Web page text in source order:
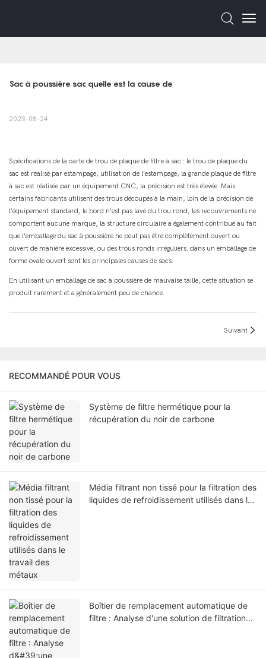
Sac à poussière sac quelle est la cause de
2023-08-24
Spécifications de la carte de trou de plaque de filtre à sac : le trou de plaque du
sac est réalisé par estampage, utilisation de l'estampage, la grande plaque de filtre
à sac est réalisée par un équipement CNC, la précision est très élevée. Mais
certains fabricants utilisent des trous découpés à la main, loin de la précision de
l'équipement standard, le bord n'est pas lavé du trou rond, les recouvrements ne
comportent aucune marque, la structure circulaire a également contribué au fait
que l'emballage du sac à poussière ne peut pas être complètement ouvert ou
ouvert de manière excessive, ou des trous ronds irréguliers. dans un emballage de
forme ovale ouvert sont les principales causes de sacs.
En utilisant un emballage de sac à poussière de mauvaise taille, cette situation se
produit rarement et a généralement peu de chance.
Suivant
RECOMMANDÉ POUR VOUS
Système de filtre hermétique pour la
récupération du noir de carbone
Média filtrant non tissé pour la filtration des
liquides de refroidissement utilisés dans le
Boîtier de remplacement automatique de
filtre : Analyse d'une solution de filtration